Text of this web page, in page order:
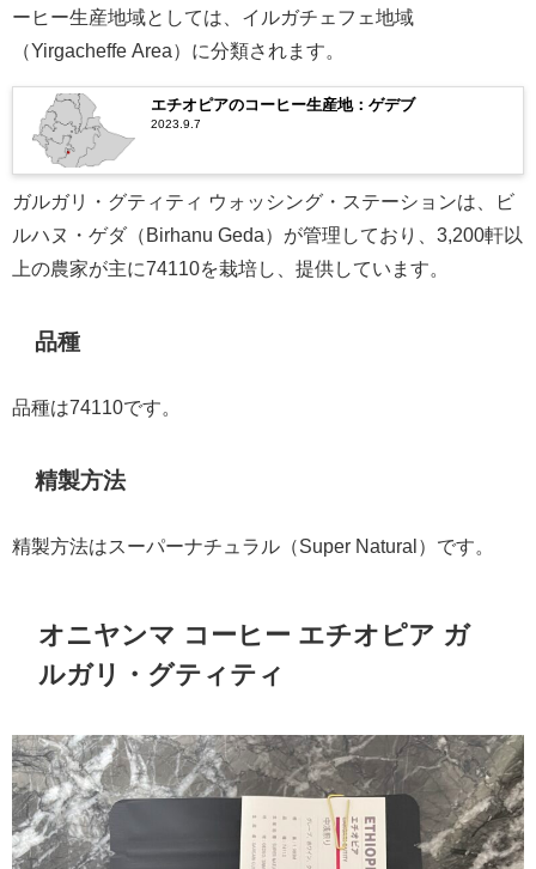
ーヒー生産地域としては、イルガチェフェ地域
（Yirgacheffe Area）に分類されます。
エチオピアのコーヒー生産地：ゲデブ
2023.9.7
ガルガリ・グティティ ウォッシング・ステーションは、ビ
ルハヌ・ゲダ（Birhanu Geda）が管理しており、3,200軒以
上の農家が主に74110を栽培し、提供しています。
品種
品種は74110です。
精製方法
精製方法はスーパーナチュラル（Super Natural）です。
オニヤンマ コーヒー エチオピア ガ
ルガリ・グティティ